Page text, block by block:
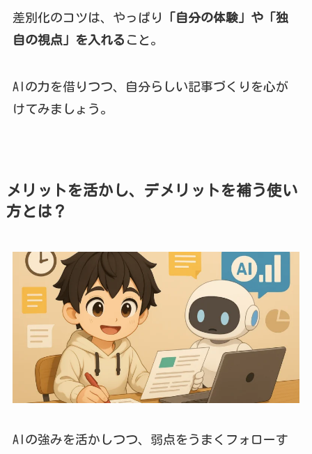
差別化のコツは、やっぱり
「自分の体験」や「独
自の視点」を入れる こと。
AIの力を借りつつ、自分らしい記事づくりを心が
けてみましょう。
メリットを活かし、デメリットを補う使い
方とは？
AIの強みを活かしつつ、弱点をうまくフォローす